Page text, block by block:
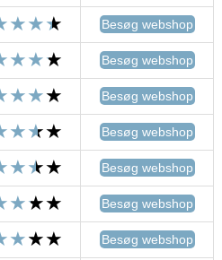
Besøg webshop
Besøg webshop
Besøg webshop
Besøg webshop
Besøg webshop
Besøg webshop
Besøg webshop